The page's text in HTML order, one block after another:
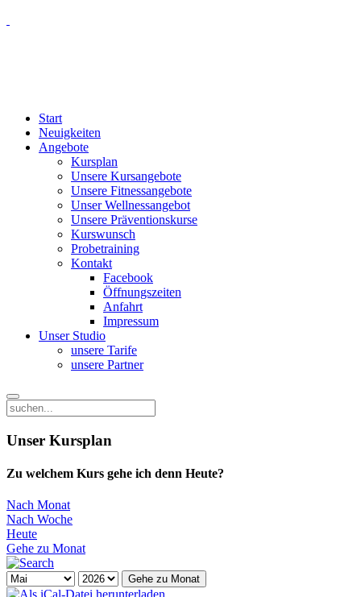
Start
Neuigkeiten
Angebote
Kursplan
Unsere Kursangebote
Unsere Fitnessangebote
Unser Wellnessangebot
Unsere Präventionskurse
Kurswunsch
Probetraining
Kontakt
Facebook
Öffnungszeiten
Anfahrt
Impressum
Unser Studio
unsere Tarife
unsere Partner
Unser Kursplan
Zu welchem Kurs gehe ich denn Heute?
Nach Monat
Nach Woche
Heute
Gehe zu Monat
Gehe zu Monat